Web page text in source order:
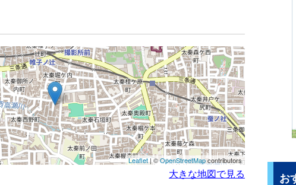
Leaflet| ©OpenStreetMapcontributors
大きな地図で見る お